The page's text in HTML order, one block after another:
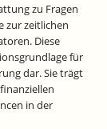
zu Fragen
zur zeitlichen
Diese
für
dar. Sie trägt
in der